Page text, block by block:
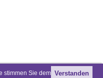
stimmen Sie dem Verstanden